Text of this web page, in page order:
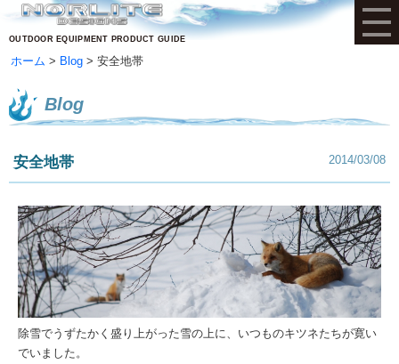
OUTDOOR EQUIPMENT PRODUCT GUIDE
ホーム Blog 安全地帯
Blog
安全地帯 2014/03/08
除雪でうずたかく盛り上がった雪の上に、いつものキツネたちが寛い
でいました。